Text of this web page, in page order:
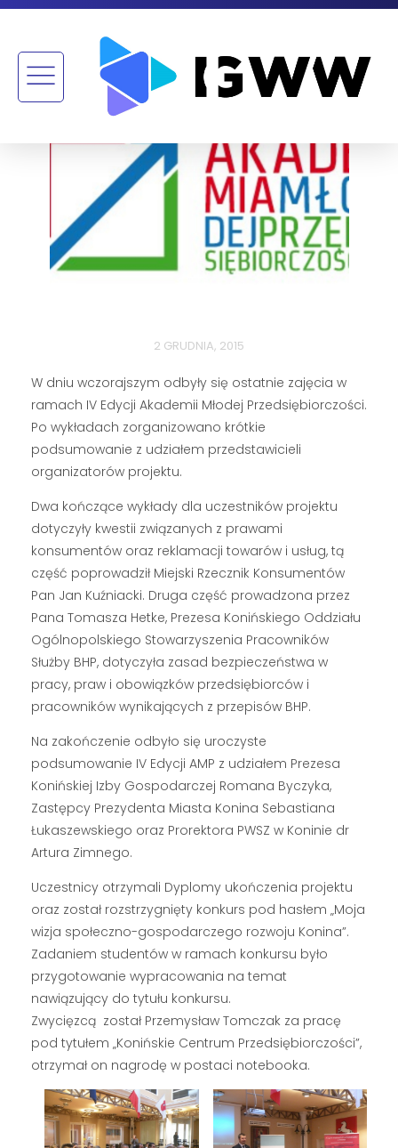
2 GRUDNIA, 2015
W dniu wczorajszym odbyły się ostatnie zajęcia w
ramach IV Edycji Akademii Młodej Przedsiębiorczości.
Po wykładach zorganizowano krótkie
podsumowanie z udziałem przedstawicieli
organizatorów projektu.
Dwa kończące wykłady dla uczestników projektu
dotyczyły kwestii związanych z prawami
konsumentów oraz reklamacji towarów i usług, tą
część poprowadził Miejski Rzecznik Konsumentów
Pan Jan Kuźniacki. Druga część prowadzona przez
Pana Tomasza Hetke, Prezesa Konińskiego Oddziału
Ogólnopolskiego Stowarzyszenia Pracowników
Służby BHP, dotyczyła zasad bezpieczeństwa w
pracy, praw i obowiązków przedsiębiorców i
pracowników wynikających z przepisów BHP.
Na zakończenie odbyło się uroczyste
podsumowanie IV Edycji AMP z udziałem Prezesa
Konińskiej Izby Gospodarczej Romana Byczyka,
Zastępcy Prezydenta Miasta Konina Sebastiana
Łukaszewskiego oraz Prorektora PWSZ w Koninie dr
Artura Zimnego.
Uczestnicy otrzymali Dyplomy ukończenia projektu
oraz został rozstrzygnięty konkurs pod hasłem „Moja
wizja społeczno-gospodarczego rozwoju Konina”.
Zadaniem studentów w ramach konkursu było
przygotowanie wypracowania na temat
nawiązujący do tytułu konkursu.
Zwycięzcą został Przemysław Tomczak za pracę
pod tytułem „Konińskie Centrum Przedsiębiorczości”,
otrzymał on nagrodę w postaci notebooka.